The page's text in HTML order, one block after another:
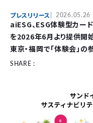
プレスリリース 2026.05.26
aiESG、ESG体験型カ
を2026年6月より提供開
東京・福岡で「体験会」
SHARE :